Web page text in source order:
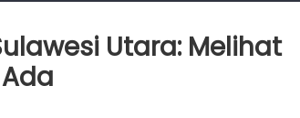
Utara: Melihat